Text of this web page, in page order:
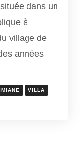
dans un
à
village de
années
VILLA